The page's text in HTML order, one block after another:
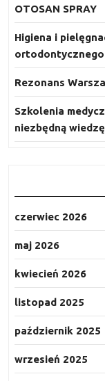
OTOSAN SPRAY
Higiena i
ortodontycznego
Rezonans
Szkolenia
niezbędną
czerwiec 2026
maj 2026
kwiecień 2026
listopad 2025
październik 2025
wrzesień 2025